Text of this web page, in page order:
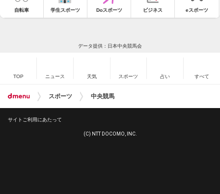
自転車 学生スポーツ Doスポーツ ビジネス eスポーツ
データ提供：日本中央競馬会
TOP ニュース 天気 スポーツ 占い すべて
スポーツ 中央競馬
サイトご利用にあたって
(C) NTT DOCOMO, INC.